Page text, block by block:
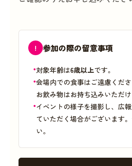
! 参加の際の留意事項
対象年齢は6歳以上です。
会場内での食事はご遠慮くだ
お飲み物はお持ち込みいただけ
イベントの様子を撮影し、広
ていただく場合がございます
い。